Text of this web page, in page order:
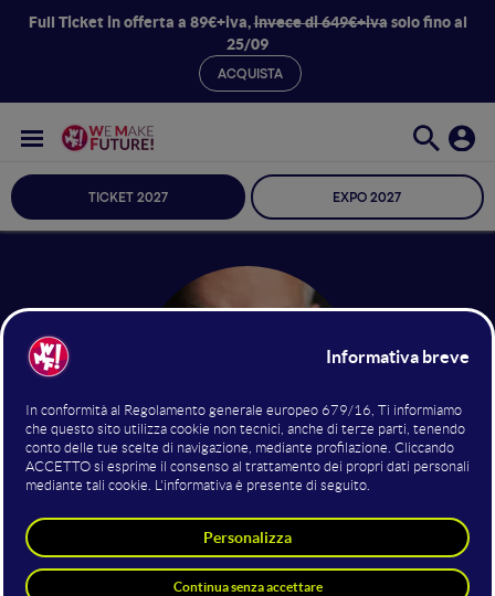
Full Ticket in offerta a 89€+iva,invece di 649€+ivasolo fino al
25/09
ACQUISTA
TICKET 2027 EXPO 2027
CEO & Founder
Nucleus